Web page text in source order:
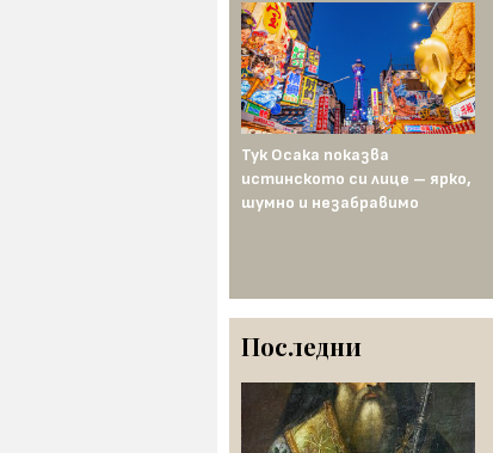
Тук Осака показва
истинското си лице – ярко,
шумно и незабравимо
Последни